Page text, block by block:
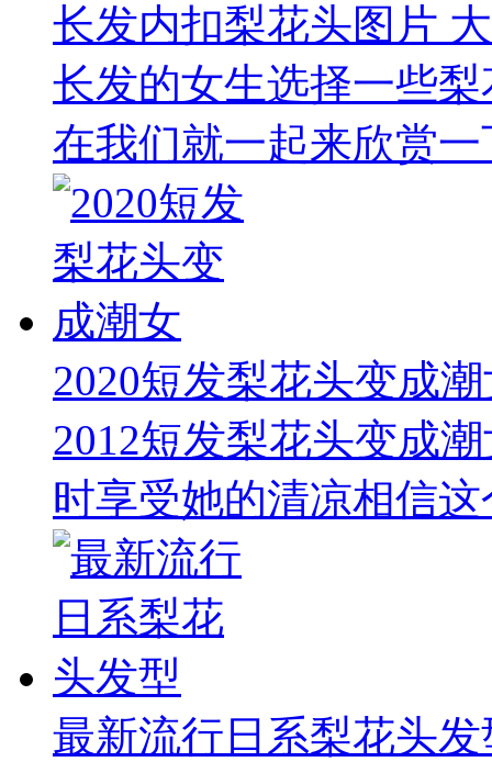
长发内扣梨花头图片
长发的女生选择一些
在我们就一起来欣赏
2020短发梨花头变成
2012短发梨花头变成
时享受她的清凉相信
最新流行日系梨花头发